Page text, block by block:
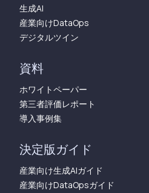
生成AI
産業向けDataOps
デジタルツイン
資料
ホワイトペーパー
第三者評価レポート
導入事例集
決定版ガイド
産業向け生成AIガイド
産業向けDataOpsガイド